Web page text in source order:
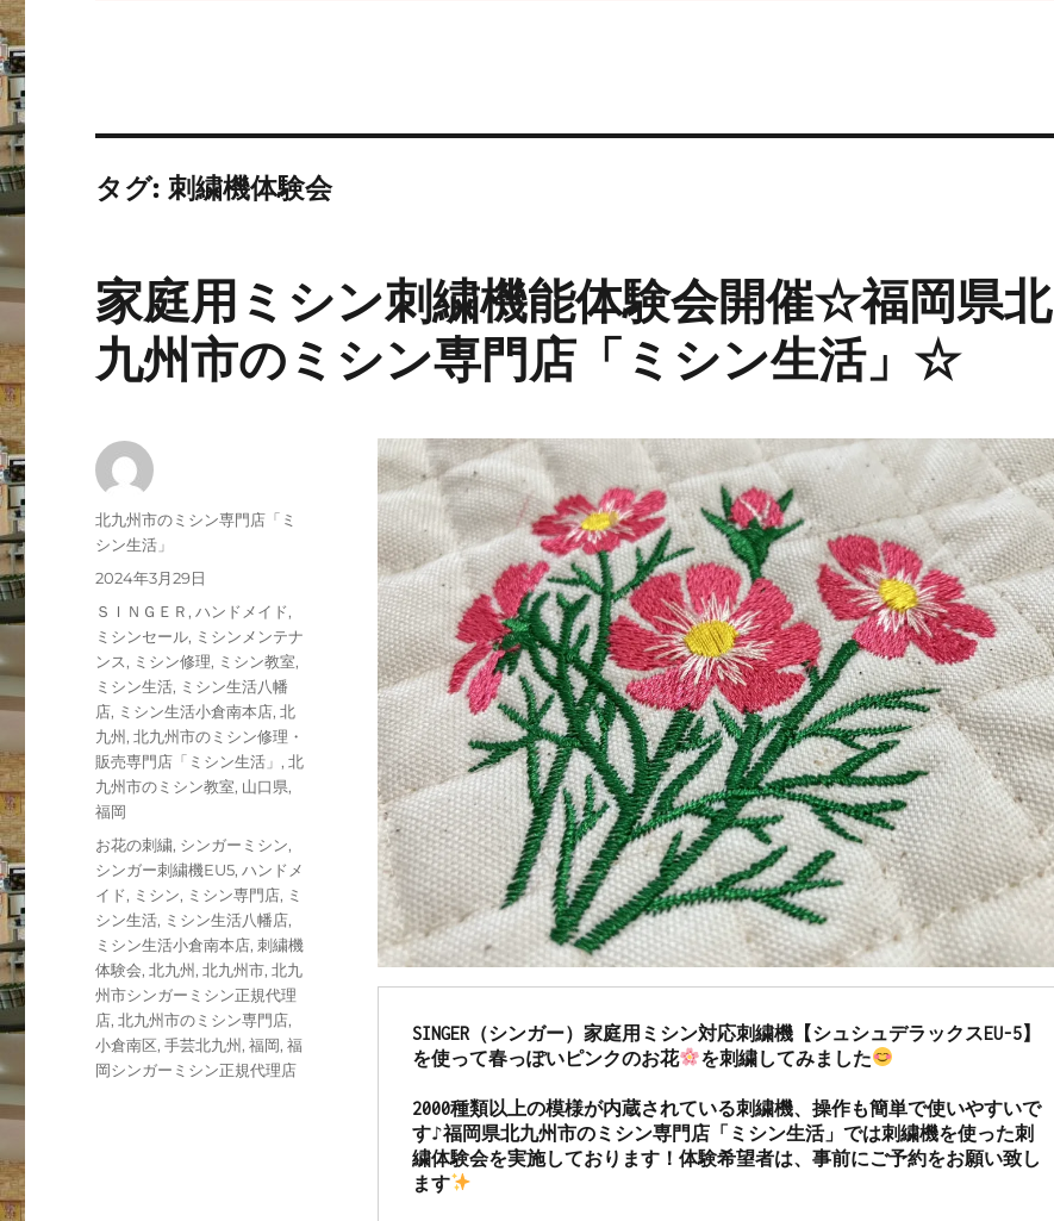
タグ:刺繍機体験会
家庭用ミシン刺繍機能体験会開催☆福岡県北
九州市のミシン専門店「ミシン生活」☆
SINGER（シンガー）家庭用ミシン対応刺繍機【シュシュデラックスEU-5】
を使って春っぽいピンクのお花
を刺繍してみました
2000種類以上の模様が内蔵されている刺繍機、操作も簡単で使いやすいで
す♪福岡県北九州市のミシン専門店「ミシン生活」では刺繍機を使った刺
繍体験会を実施しております！体験希望者は、事前にご予約をお願い致し
ます
投
稿
北九州市のミシン専門店「ミ
シン生活」
投
2024年3月29日
カ
テ
ゴ
リ
ー
ＳＩＮＧＥＲ ,ハンドメイド,
ミシンセール, ミシンメンテナ
ンス, ミシン修理, ミシン教室,
ミシン生活, ミシン生活八幡
店, ミシン生活小倉南本店,北
九州 ,北九州市のミシン修理・
販売専門店「ミシン生活」 ,北
九州市のミシン教室, 山口県,
福岡
タ
グ
お花の刺繍, シンガーミシン,
シンガー刺繍機EU5,ハンドメ
イド, ミシン, ミシン専門店, ミ
シン生活, ミシン生活八幡店,
ミシン生活小倉南本店,刺繍機
体験会,北九州 ,北九州市,北九
州市シンガーミシン正規代理
店,北九州市のミシン専門店,
小倉南区,手芸北九州 ,福岡,福
岡シンガーミシン正規代理店